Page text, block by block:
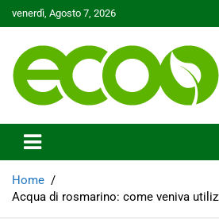
to
venerdì, Agosto 7, 2026
Ecoo.it
Home
Acqua di rosmarino: come veniva